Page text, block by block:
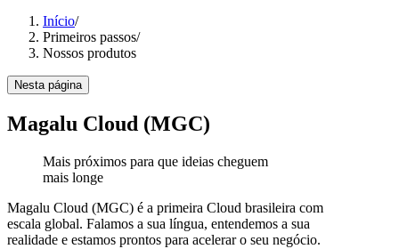
Início/
Primeiros passos/
Nossos produtos
Nesta página
Magalu Cloud (MGC)
Mais próximos para que ideias cheguem
mais longe
Magalu Cloud (MGC) é a primeira Cloud brasileira com
escala global. Falamos a sua língua, entendemos a sua
realidade e estamos prontos para acelerar o seu negócio.